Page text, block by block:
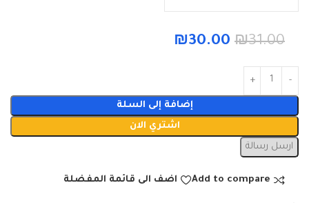
₪31.00
₪30.00
إضافة إلى السلة
اشتري الان
ارسل رسالة
Add to compare اضف الى قائمة المفضلة